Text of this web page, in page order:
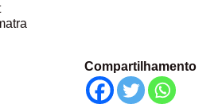
Compartilhamento